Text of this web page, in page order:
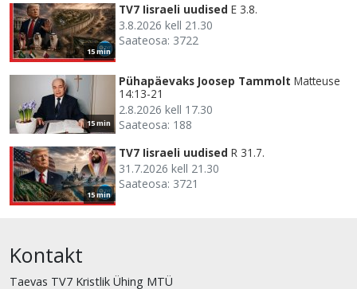
15 min
TV7 Iisraeli uudised E 3.8.
3.8.2026 kell 21.30
Saateosa: 3722
15 min
Pühapäevaks Joosep Tammolt Matteuse
14:13-21
2.8.2026 kell 17.30
Saateosa: 188
15 min
TV7 Iisraeli uudised R 31.7.
31.7.2026 kell 21.30
Saateosa: 3721
Kontakt
Taevas TV7 Kristlik Ühing MTÜ